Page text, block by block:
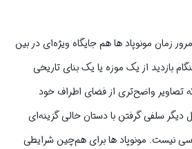
زمان مونوپاد ها هم جایگاه ویژه‌ای در بین
بازدید از یک موزه یا یک بنای تاریخی
تصاویر واضح‌تری از فضای اطراف خود
دیگر سلفی گرفتن با دستان خالی گزینه‌ای
نیست. مونوپاد ها برای هم‌چین شرایطی